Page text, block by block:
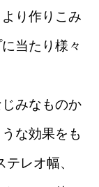
り作りこみ
当たり様々
みなものか
な効果をも
レオ幅、